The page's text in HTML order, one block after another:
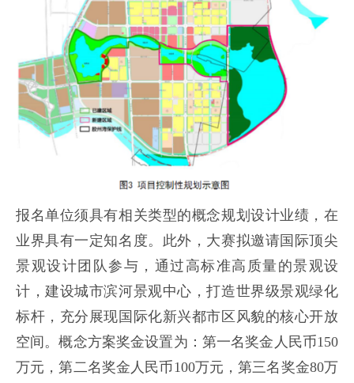
报名单位须具有相关类型的概念规划设计业绩，在
业界具有一定知名度。此外，大赛拟邀请国际顶尖
景观设计团队参与，通过高标准高质量的景观设
计，建设城市滨河景观中心，打造世界级景观绿化
标杆，充分展现国际化新兴都市区风貌的核心开放
空间。概念方案奖金设置为：第一名奖金人民币150
万元，第二名奖金人民币100万元，第三名奖金80万